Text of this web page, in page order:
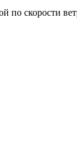
по скорости